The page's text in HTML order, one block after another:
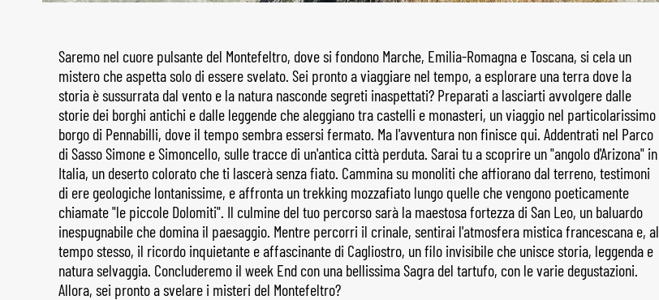
Saremo nel cuore pulsante del Montefeltro, dove si fondono Marche, Emilia-Romagna e Toscana, si cela un
mistero che aspetta solo di essere svelato. Sei pronto a viaggiare nel tempo, a esplorare una terra dove la
storia è sussurrata dal vento e la natura nasconde segreti inaspettati? Preparati a lasciarti avvolgere dalle
storie dei borghi antichi e dalle leggende che aleggiano tra castelli e monasteri, un viaggio nel particolarissimo
borgo di Pennabilli, dove il tempo sembra essersi fermato. Ma l'avventura non finisce qui. Addentrati nel Parco
di Sasso Simone e Simoncello, sulle tracce di un'antica città perduta. Sarai tu a scoprire un "angolo d'Arizona" in
Italia, un deserto colorato che ti lascerà senza fiato. Cammina su monoliti che affiorano dal terreno, testimoni
di ere geologiche lontanissime, e affronta un trekking mozzafiato lungo quelle che vengono poeticamente
chiamate "le piccole Dolomiti". Il culmine del tuo percorso sarà la maestosa fortezza di San Leo, un baluardo
inespugnabile che domina il paesaggio. Mentre percorri il crinale, sentirai l'atmosfera mistica francescana e, al
tempo stesso, il ricordo inquietante e affascinante di Cagliostro, un filo invisibile che unisce storia, leggenda e
natura selvaggia. Concluderemo il week End con una bellissima Sagra del tartufo, con le varie degustazioni.
Allora, sei pronto a svelare i misteri del Montefeltro?